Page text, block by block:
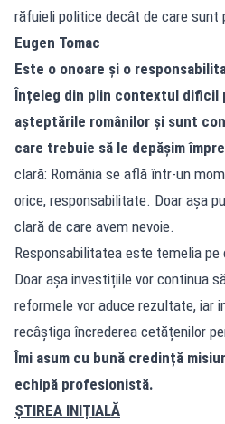
răfuieli politice decât de care sunt
Eugen Tomac
Este o onoare și o
Înțeleg din plin contextul dificil
așteptările românilor și sunt
care trebuie să le depășim
clară: România se află într-un
orice, responsabilitate. Doar așa
clară de care avem nevoie.
Responsabilitatea este temelia
Doar așa investițiile vor continua
reformele vor aduce rezultate, iar
recâștiga încrederea cetățenilor
Îmi asum cu bună credință
echipă profesionistă.
ȘTIREA INIȚIALĂ